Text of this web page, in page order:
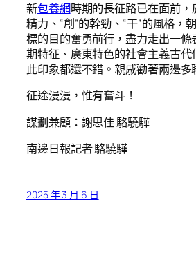
新包養網時期的長征路已在面前，
精力、“創”的幹勁、“干”的風格，
標的目的奮勇前行，盡力走出一
期特征、廣東特色的社會主義古代
此印象都還不錯。親戚勸著兩邊多
征途漫漫，惟有奮斗！
謀劃兼顧：謝思佳 駱驍驊
南邊日報記者 駱驍驊
2025 年 3 月 6 日